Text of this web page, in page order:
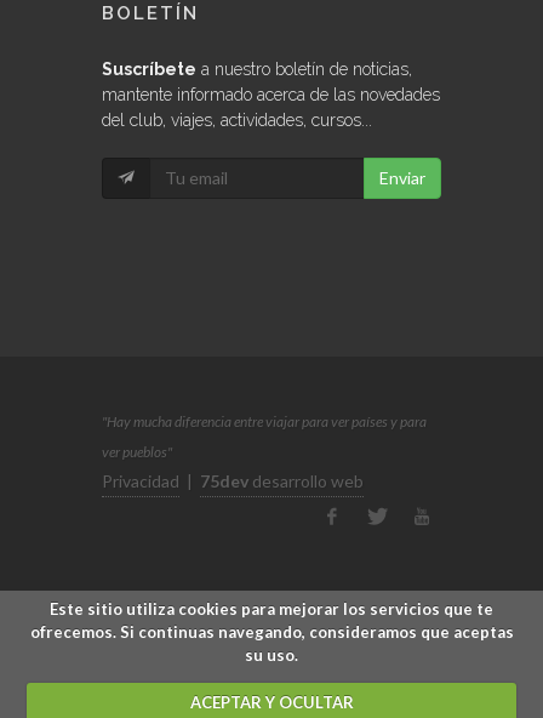
BOLETÍN
Suscríbete a nuestro boletín de noticias,
mantente informado acerca de las novedades
del club, viajes, actividades, cursos...
Enviar
"Hay mucha diferencia entre viajar para ver países y para
ver pueblos"
Privacidad | 75dev desarrollo web
Este sitio utiliza cookies para mejorar los servicios que te
ofrecemos. Si continuas navegando, consideramos que aceptas
su uso.
ACEPTAR Y OCULTAR